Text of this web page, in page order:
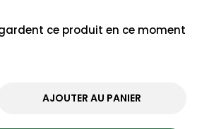
ce produit en ce moment
AJOUTER AU PANIER